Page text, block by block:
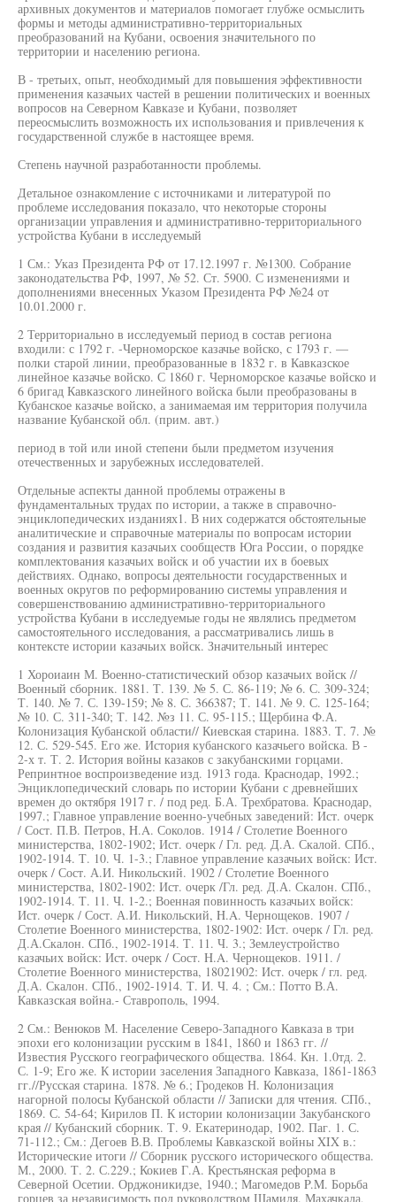
архивных документов и материалов помогает глубже осмыслить
формы и методы административно-территориальных
преобразований на Кубани, освоения значительного по
территории и населению региона.
В - третьих, опыт, необходимый для повышения эффективности
применения казачьих частей в решении политических и военных
вопросов на Северном Кавказе и Кубани, позволяет
переосмыслить возможность их использования и привлечения к
государственной службе в настоящее время.
Степень научной разработанности проблемы.
Детальное ознакомление с источниками и литературой по
проблеме исследования показало, что некоторые стороны
организации управления и административно-территориального
устройства Кубани в исследуемый
1 См.: Указ Президента РФ от 17.12.1997 г. №1300. Собрание
законодательства РФ, 1997, № 52. Ст. 5900. С изменениями и
дополнениями внесенных Указом Президента РФ №24 от
10.01.2000 г.
2 Территориально в исследуемый период в состав региона
входили: с 1792 г. -Черноморское казачье войско, с 1793 г. —
полки старой линии, преобразованные в 1832 г. в Кавказское
линейное казачье войско. С 1860 г. Черноморское казачье войско и
6 бригад Кавказского линейного войска были преобразованы в
Кубанское казачье войско, а занимаемая им территория получила
название Кубанской обл. (прим. авт.)
период в той или иной степени были предметом изучения
отечественных и зарубежных исследователей.
Отдельные аспекты данной проблемы отражены в
фундаментальных трудах по истории, а также в справочно-
энциклопедических изданиях1. В них содержатся обстоятельные
аналитические и справочные материалы по вопросам истории
создания и развития казачьих сообществ Юга России, о порядке
комплектования казачьих войск и об участии их в боевых
действиях. Однако, вопросы деятельности государственных и
военных округов по реформированию системы управления и
совершенствованию административно-территориального
устройства Кубани в исследуемые годы не являлись предметом
самостоятельного исследования, а рассматривались лишь в
контексте истории казачьих войск. Значительный интерес
1 Хороиаин М. Военно-статистический обзор казачьих войск //
Военный сборник. 1881. Т. 139. № 5. С. 86-119; № 6. С. 309-324;
Т. 140. № 7. С. 139-159; № 8. С. 366387; Т. 141. № 9. С. 125-164;
№ 10. С. 311-340; Т. 142. №з 11. С. 95-115.; Щербина Ф.А.
Колонизация Кубанской области// Киевская старина. 1883. Т. 7. №
12. С. 529-545. Его же. История кубанского казачьего войска. В -
2-х т. Т. 2. История войны казаков с закубанскими горцами.
Репринтное воспроизведение изд. 1913 года. Краснодар, 1992.;
Энциклопедический словарь по истории Кубани с древнейших
времен до октября 1917 г. / под ред. Б.А. Трехбратова. Краснодар,
1997.; Главное управление военно-учебных заведений: Ист. очерк
/ Сост. П.В. Петров, H.A. Соколов. 1914 / Столетие Военного
министерства, 1802-1902; Ист. очерк / Гл. ред. Д.А. Скалой. СПб.,
1902-1914. Т. 10. Ч. 1-3.; Главное управление казачьих войск: Ист.
очерк / Сост. А.И. Никольский. 1902 / Столетие Военного
министерства, 1802-1902: Ист. очерк /Гл. ред. Д.А. Скалон. СПб.,
1902-1914. Т. 11. Ч. 1-2.; Военная повинность казачьих войск:
Ист. очерк / Сост. А.И. Никольский, H.A. Чернощеков. 1907 /
Столетие Военного министерства, 1802-1902: Ист. очерк / Гл. ред.
Д.А.Скалон. СПб., 1902-1914. Т. 11. Ч. 3.; Землеустройство
казачьих войск: Ист. очерк / Сост. H.A. Чернощеков. 1911. /
Столетие Военного министерства, 18021902: Ист. очерк / гл. ред.
Д.А. Скалон. СПб., 1902-1914. Т. И. Ч. 4. ; См.: Потто В.А.
Кавказская война.- Ставрополь, 1994.
2 См.: Венюков М. Население Северо-Западного Кавказа в три
эпохи его колонизации русским в 1841, 1860 и 1863 гг. //
Известия Русского географического общества. 1864. Кн. 1.0тд. 2.
С. 1-9; Его же. К истории заселения Западного Кавказа, 1861-1863
гг.//Русская старина. 1878. № 6.; Гродеков Н. Колонизация
нагорной полосы Кубанской области // Записки для чтения. СПб.,
1869. С. 54-64; Кирилов П. К истории колонизации Закубанского
края // Кубанский сборник. Т. 9. Екатеринодар, 1902. Паг. 1. С.
71-112.; См.: Дегоев В.В. Проблемы Кавказской войны XIX в.:
Исторические итоги // Сборник русского исторического общества.
М., 2000. Т. 2. С.229.; Кокиев Г.А. Крестьянская реформа в
Северной Осетии. Орджоникидзе, 1940.; Магомедов P.M. Борьба
горцев за независимость под руководством Шамиля. Махачкала,